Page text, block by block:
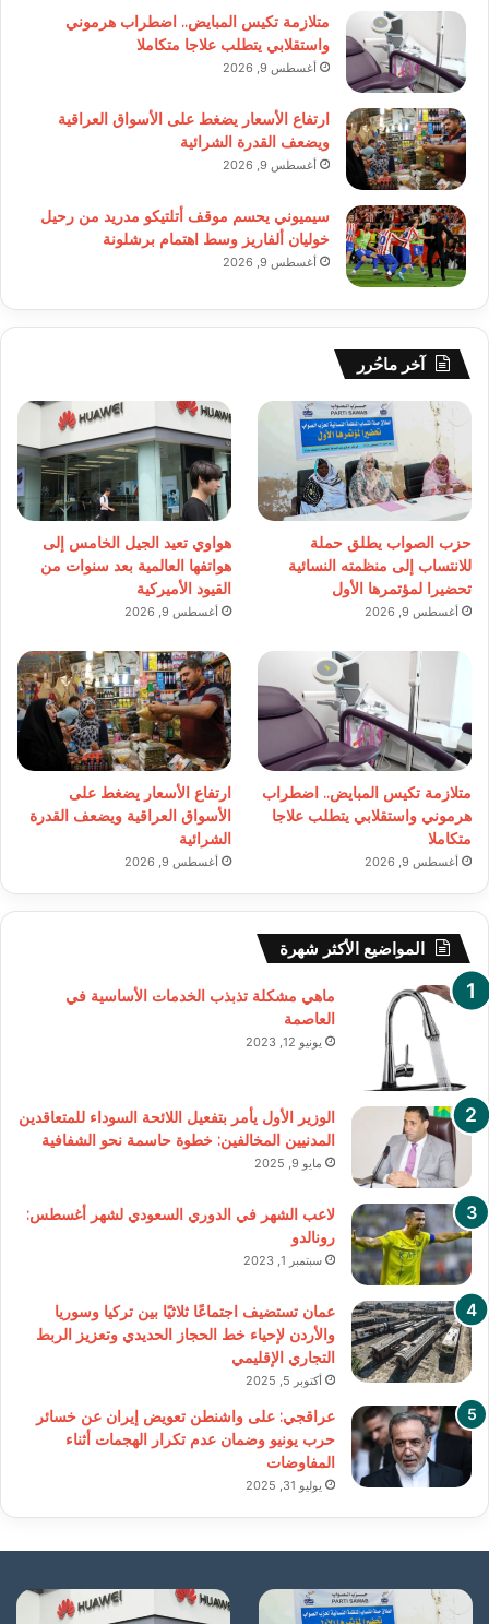
متلازمة تكيس المبايض.. اضطراب هرموني
واستقلابي يتطلب علاجا متكاملا
أغسطس 9, 2026
ارتفاع الأسعار يضغط على الأسواق العراقية
ويضعف القدرة الشرائية
أغسطس 9, 2026
سيميوني يحسم موقف أتلتيكو مدريد من رحيل
خوليان ألفاريز وسط اهتمام برشلونة
أغسطس 9, 2026
آخر ماحُرر
حزب الصواب يطلق حملة
للانتساب إلى منظمته النسائية
تحضيرا لمؤتمرها الأول
أغسطس 9, 2026
هواوي تعيد الجيل الخامس إلى
هواتفها العالمية بعد سنوات من
القيود الأميركية
أغسطس 9, 2026
متلازمة تكيس المبايض.. اضطراب
هرموني واستقلابي يتطلب علاجا
متكاملا
أغسطس 9, 2026
ارتفاع الأسعار يضغط على
الأسواق العراقية ويضعف القدرة
الشرائية
أغسطس 9, 2026
المواضيع الأكثر شهرة
ماهي مشكلة تذبذب الخدمات الأساسية في
العاصمة
يونيو 12, 2023
الوزير الأول يأمر بتفعيل اللائحة السوداء للمتعاقدين
المدنيين المخالفين: خطوة حاسمة نحو الشفافية
مايو 9, 2025
لاعب الشهر في الدوري السعودي لشهر أغسطس:
رونالدو
سبتمبر 1, 2023
عمان تستضيف اجتماعًا ثلاثيًا بين تركيا وسوريا
والأردن لإحياء خط الحجاز الحديدي وتعزيز الربط
التجاري الإقليمي
أكتوبر 5, 2025
عراقجي: على واشنطن تعويض إيران عن خسائر
حرب يونيو وضمان عدم تكرار الهجمات أثناء
المفاوضات
يوليو 31, 2025